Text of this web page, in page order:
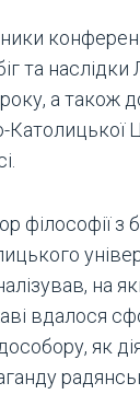
та
а також
Католицької
філософії з
на
вдалося
як